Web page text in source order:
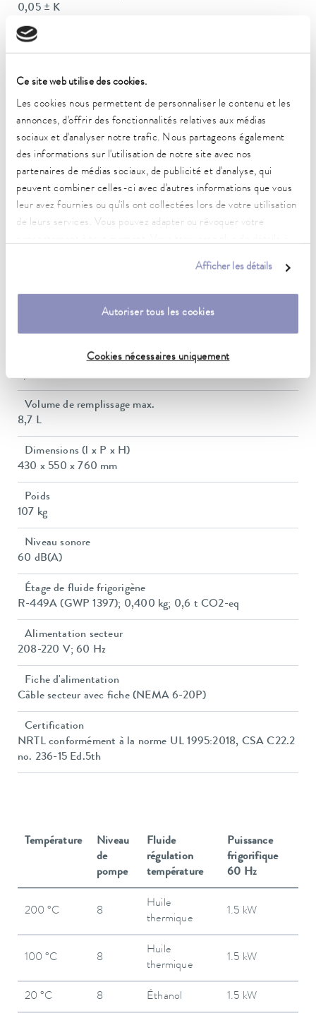
Ce site web utilise des cookies.
Les cookies nous permettent de personnaliser le contenu et les
annonces, d'offrir des fonctionnalités relatives aux médias
sociaux et d'analyser notre trafic. Nous partageons également
des informations sur l'utilisation de notre site avec nos
partenaires de médias sociaux, de publicité et d'analyse, qui
peuvent combiner celles-ci avec d'autres informations que vous
leur avez fournies ou qu'ils ont collectées lors de votre utilisation
de leurs services. Vous pouvez adapter ou révoquer votre
Afficher les détails
Autoriser tous les cookies
Cookies nécessaires uniquement
0,05 ± K
Puissance de chauffe max.
3,3 kW
Puissance absorbée max.
3,5 kW
Consommation de courant
Pression de refoulement max.
3,1 bar
Pompe Débit max. (pression)
Raccord fileté (extérieur) des entrée/sortie
Taille des entrée/sortie des tuyaux
3/4″
Volume de remplissage min.
2,5 L
Volume de remplissage max.
8,7 L
Dimensions (l x P x H)
430 x 550 x 760 mm
Poids
107 kg
Niveau sonore
60 dB(A)
Étage de fluide frigorigène
R-449A (GWP 1397); 0,400 kg; 0,6 t CO2-eq
Alimentation secteur
208-220 V; 60 Hz
Fiche d'alimentation
Câble secteur avec fiche (NEMA 6-20P)
Certification
NRTL conformément à la norme UL 1995:2018, CSA C22.2
no. 236-15 Ed.5th
Température
Niveau
de
pompe
Fluide
régulation
température
Puissance
frigorifique
60 Hz
200 °C 8
Huile
thermique
1.5 kW
100 °C 8
Huile
thermique
1.5 kW
20 °C 8 Éthanol 1.5 kW